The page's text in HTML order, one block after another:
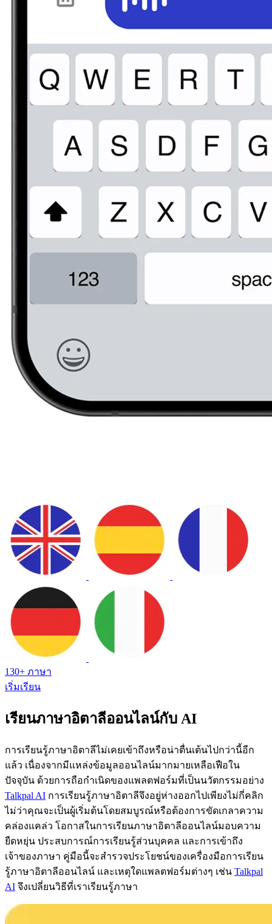
130+ ภาษา
เริ่มเรียน
เรียนภาษาอิตาลีออนไลน์กับ AI
การเรียนรู้ภาษาอิตาลีไม่เคยเข้าถึงหรือน่าตื่นเต้นไปกว่านี้อีก
แล้ว เนื่องจากมีแหล่งข้อมูลออนไลน์มากมายเหลือเฟือใน
ปัจจุบัน ด้วยการถือกําเนิดของแพลตฟอร์มที่เป็นนวัตกรรมอย่าง
Talkpal AI การเรียนรู้ภาษาอิตาลีจึงอยู่ห่างออกไปเพียงไม่กี่คลิก
ไม่ว่าคุณจะเป็นผู้เริ่มต้นโดยสมบูรณ์หรือต้องการขัดเกลาความ
คล่องแคล่ว โอกาสในการเรียนภาษาอิตาลีออนไลน์มอบความ
ยืดหยุ่น ประสบการณ์การเรียนรู้ส่วนบุคคล และการเข้าถึง
เจ้าของภาษา คู่มือนี้จะสํารวจประโยชน์ของเครื่องมือการเรียน
รู้ภาษาอิตาลีออนไลน์ และเหตุใดแพลตฟอร์มต่างๆ เช่น Talkpal
AI จึงเปลี่ยนวิธีที่เราเรียนรู้ภาษา